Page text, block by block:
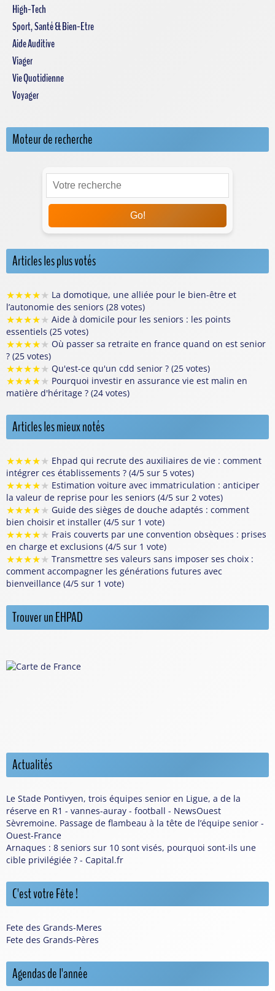
High-Tech
Sport, Santé & Bien-Etre
Aide Auditive
Viager
Vie Quotidienne
Voyager
Moteur de recherche
Go!
Articles les plus votés
★★★★★ La domotique, une alliée pour le bien-être et
l’autonomie des seniors (28 votes)
★★★★★ Aide à domicile pour les seniors : les points
essentiels (25 votes)
★★★★★ Où passer sa retraite en france quand on est senior
? (25 votes)
★★★★★ Qu'est-ce qu'un cdd senior ? (25 votes)
★★★★★ Pourquoi investir en assurance vie est malin en
matière d'héritage ? (24 votes)
Articles les mieux notés
★★★★★ Ehpad qui recrute des auxiliaires de vie : comment
intégrer ces établissements ? (4/5 sur 5 votes)
★★★★★ Estimation voiture avec immatriculation : anticiper
la valeur de reprise pour les seniors (4/5 sur 2 votes)
★★★★★ Guide des sièges de douche adaptés : comment
bien choisir et installer (4/5 sur 1 vote)
★★★★★ Frais couverts par une convention obsèques : prises
en charge et exclusions (4/5 sur 1 vote)
★★★★★ Transmettre ses valeurs sans imposer ses choix :
comment accompagner les générations futures avec
bienveillance (4/5 sur 1 vote)
Trouver un EHPAD
Actualités
Le Stade Pontivyen, trois équipes senior en Ligue, a de la
réserve en R1 - vannes-auray - football - NewsOuest
Sèvremoine. Passage de flambeau à la tête de l’équipe senior -
Ouest-France
Arnaques : 8 seniors sur 10 sont visés, pourquoi sont-ils une
cible privilégiée ? - Capital.fr
C'est votre Fête !
Fete des Grands-Meres
Fete des Grands-Pères
Agendas de l'année